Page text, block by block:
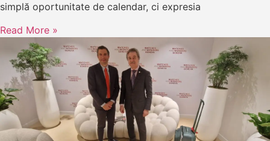
simplă oportunitate de calendar, ci expresia
Read More »